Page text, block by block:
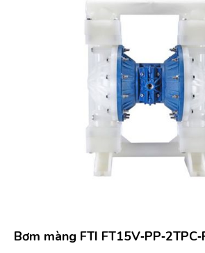
Bơm màng FTI